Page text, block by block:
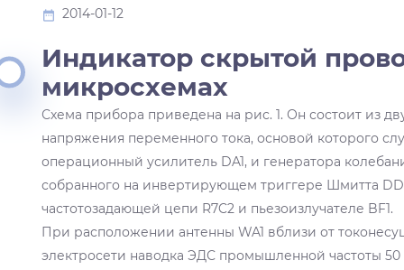
2014-01-12
Индикатор скрытой
микросхемах
Схема прибора приведена на рис. 1. Он состоит из
напряжения переменного тока, основой которого
операционный усилитель DA1, и генератора
собранного на инвертирующем триггере Шмитта
частотозадающей цепи R7C2 и пьезоизлучателе BF1.
При расположении антенны WA1 вблизи от
электросети наводка ЭДС промышленной частоты 50